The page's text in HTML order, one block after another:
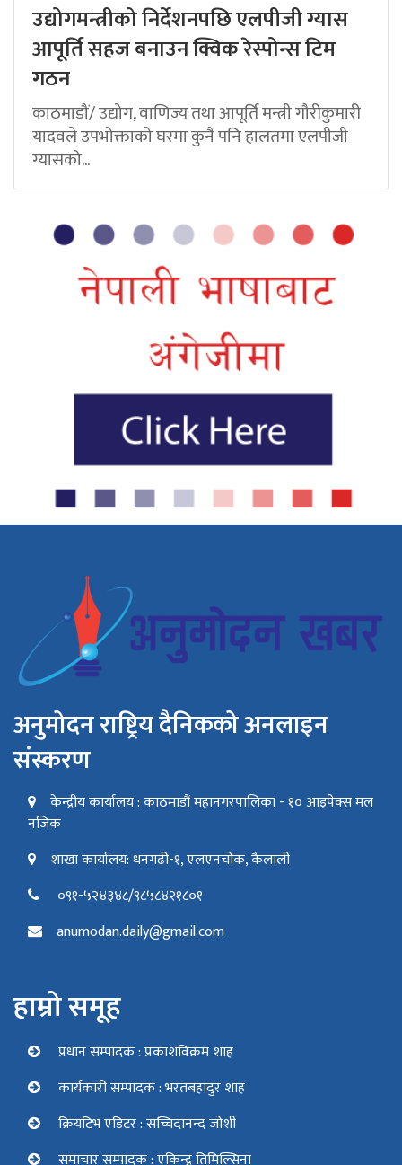
उद्योगमन्त्रीको निर्देशनपछि एलपीजी ग्यास
आपूर्ति सहज बनाउन क्विक रेस्पोन्स टिम
गठन
काठमाडौं/ उद्योग, वाणिज्य तथा आपूर्ति मन्त्री गौरीकुमारी
यादवले उपभोक्ताको घरमा कुनै पनि हालतमा एलपीजी
ग्यासको...
अनुमोदन राष्ट्रिय दैनिकको अनलाइन
संस्करण
केन्द्रीय कार्यालय : काठमाडौं महानगरपालिका - १० आइपेक्स मल
नजिक
शाखा कार्यालय: धनगढी-१, एलएनचोक, कैलाली
०९१-५२४३४८/९८५८४२१८०१
anumodan.daily@gmail.com
हाम्रो समूह
प्रधान सम्पादक : प्रकाशविक्रम शाह
कार्यकारी सम्पादक : भरतबहादुर शाह
क्रियटिभ एडिटर : सच्चिदानन्द जोशी